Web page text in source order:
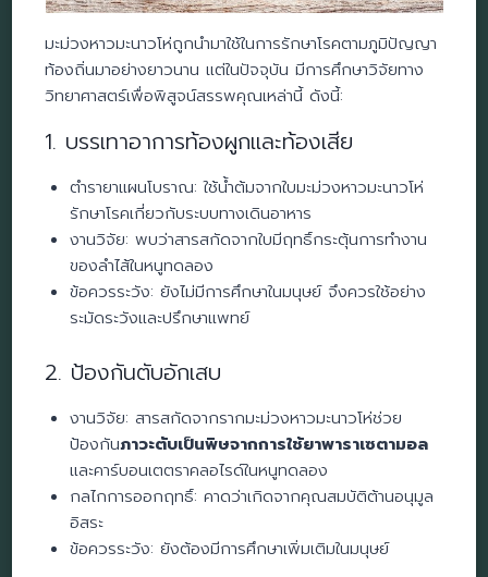
มะม่วงหาวมะนาวโห่ถูกนำมาใช้ในการรักษาโรคตามภูมิปัญญา
ท้องถิ่นมาอย่างยาวนาน แต่ในปัจจุบัน มีการศึกษาวิจัยทาง
วิทยาศาสตร์เพื่อพิสูจน์สรรพคุณเหล่านี้ ดังนี้:
1. บรรเทาอาการท้องผูกและท้องเสีย
ตำรายาแผนโบราณ: ใช้น้ำต้มจากใบมะม่วงหาวมะนาวโห่
รักษาโรคเกี่ยวกับระบบทางเดินอาหาร
งานวิจัย: พบว่าสารสกัดจากใบมีฤทธิ์กระตุ้นการทำงาน
ของลำไส้ในหนูทดลอง
ข้อควรระวัง: ยังไม่มีการศึกษาในมนุษย์ จึงควรใช้อย่าง
ระมัดระวังและปรึกษาแพทย์
2. ป้องกันตับอักเสบ
งานวิจัย: สารสกัดจากรากมะม่วงหาวมะนาวโห่ช่วย
ป้องกันภาวะตับเป็นพิษจากการใช้ยาพาราเซตามอล
และคาร์บอนเตตราคลอไรด์ในหนูทดลอง
กลไกการออกฤทธิ์: คาดว่าเกิดจากคุณสมบัติต้านอนุมูล
อิสระ
ข้อควรระวัง: ยังต้องมีการศึกษาเพิ่มเติมในมนุษย์